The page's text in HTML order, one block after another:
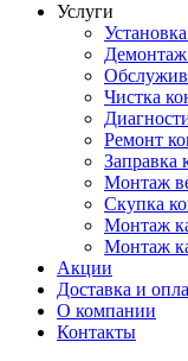
Услуги
Чистка
Ремонт
Заправка
Монтаж
Скупка
Монтаж
Монтаж
Акции
Доставка и
О компании
Контакты